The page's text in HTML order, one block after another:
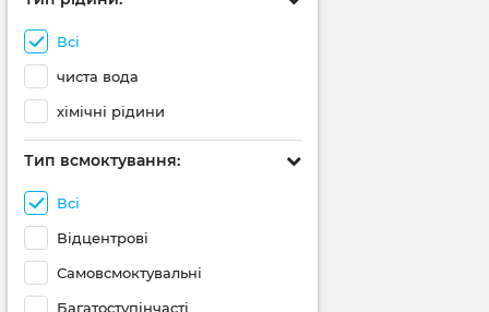
Всі
чиста вода
хімічні рідини
Тип всмоктування:
Всі
Відцентрові
Самовсмоктувальні
Багатоступінчасті